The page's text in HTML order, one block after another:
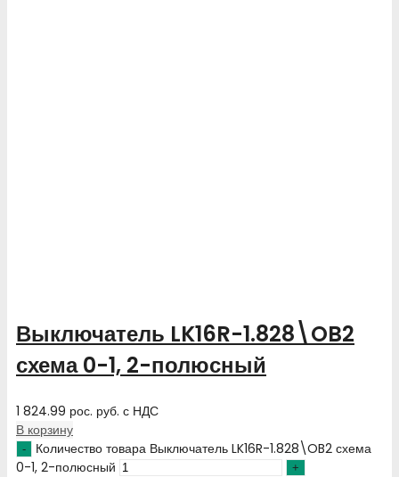
Выключатель LK16R-1.828\OB2
схема 0-1, 2-полюсный
1 824.99 рос. руб. с НДС
В корзину
Количество товара Выключатель LK16R-1.828\OB2 схема
0-1, 2-полюсный